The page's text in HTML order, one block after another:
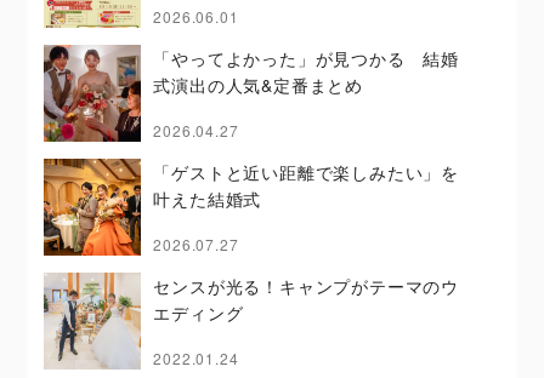
2026.06.01
「やってよかった」が見つかる 結婚
式演出の人気&定番まとめ
2026.04.27
「ゲストと近い距離で楽しみたい」を
叶えた結婚式
2026.07.27
センスが光る！キャンプがテーマのウ
エディング
2022.01.24